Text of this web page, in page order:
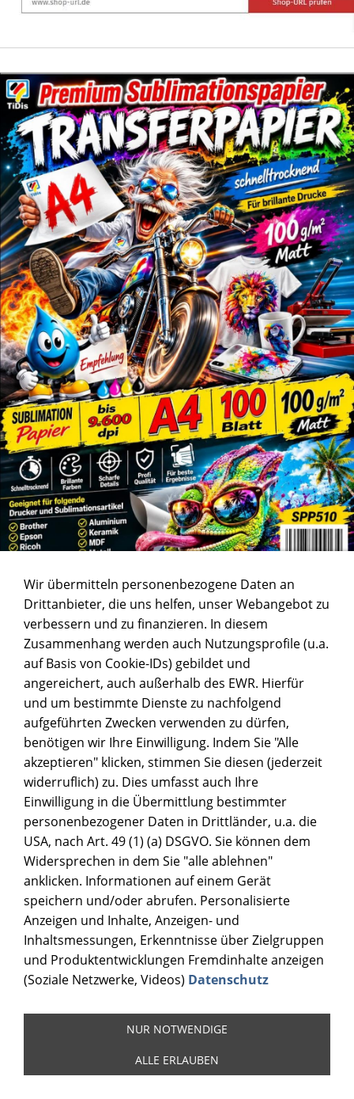
Wir übermitteln personenbezogene Daten an
Drittanbieter, die uns helfen, unser Webangebot zu
verbessern und zu finanzieren. In diesem
Zusammenhang werden auch Nutzungsprofile (u.a.
auf Basis von Cookie-IDs) gebildet und
angereichert, auch außerhalb des EWR. Hierfür
und um bestimmte Dienste zu nachfolgend
aufgeführten Zwecken verwenden zu dürfen,
benötigen wir Ihre Einwilligung. Indem Sie "Alle
akzeptieren" klicken, stimmen Sie diesen (jederzeit
widerruflich) zu. Dies umfasst auch Ihre
Einwilligung in die Übermittlung bestimmter
personenbezogener Daten in Drittländer, u.a. die
USA, nach Art. 49 (1) (a) DSGVO. Sie können dem
Widersprechen in dem Sie "alle ablehnen"
anklicken. Informationen auf einem Gerät
speichern und/oder abrufen. Personalisierte
Anzeigen und Inhalte, Anzeigen- und
Inhaltsmessungen, Erkenntnisse über Zielgruppen
und Produktentwicklungen Fremdinhalte anzeigen
(Soziale Netzwerke, Videos) Datenschutz
NUR NOTWENDIGE
ALLE ERLAUBEN